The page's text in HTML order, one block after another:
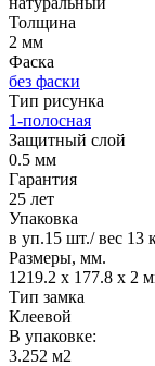
Толщина
2 мм
Фаска
без фаски
Тип рисунка
1-полосная
Защитный слой
0.5 мм
Гарантия
25 лет
Упаковка
в уп.15 шт./ вес 13
Размеры, мм.
1219.2 х 177.8 х 2
Тип замка
Клеевой
В упаковке:
3.252 м2